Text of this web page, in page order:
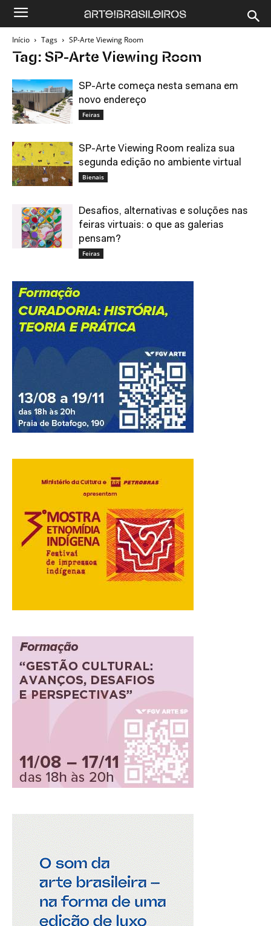
Início Tags SP-Arte Viewing Room
Tag: SP-Arte Viewing Room
SP-Arte começa nesta semana em
novo endereço
Feiras
SP-Arte Viewing Room realiza sua
segunda edição no ambiente virtual
Bienais
Desafios, alternativas e soluções nas
feiras virtuais: o que as galerias
pensam?
Feiras